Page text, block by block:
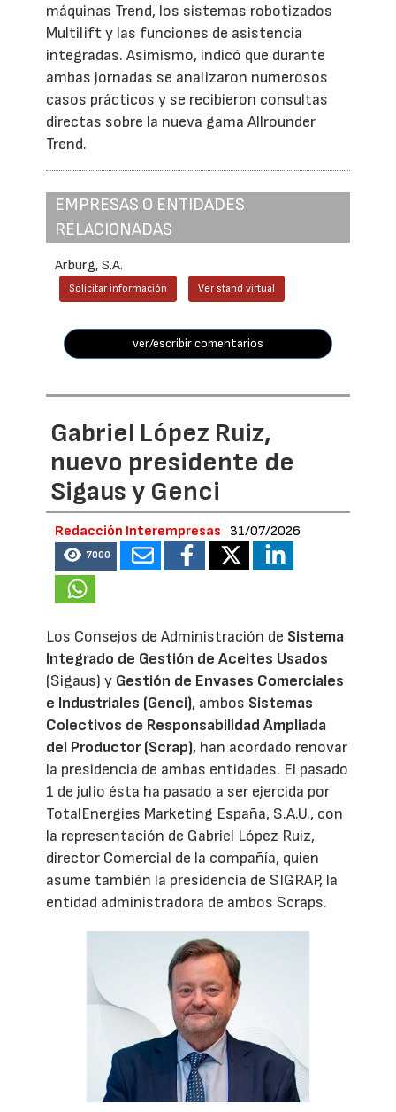
máquinas Trend, los sistemas robotizados
Multilift y las funciones de asistencia
integradas. Asimismo, indicó que durante
ambas jornadas se analizaron numerosos
casos prácticos y se recibieron consultas
directas sobre la nueva gama Allrounder
Trend.
EMPRESAS O ENTIDADES
RELACIONADAS
Arburg, S.A.
Solicitar información Ver stand virtual
ver/escribir comentarios
Gabriel López Ruiz,
nuevo presidente de
Sigaus y Genci
Redacción Interempresas 31/07/2026
7000
Los Consejos de Administración de Sistema
Integrado de Gestión de Aceites Usados
(Sigaus) y Gestión de Envases Comerciales
e Industriales (Genci), ambos Sistemas
Colectivos de Responsabilidad Ampliada
del Productor (Scrap), han acordado renovar
la presidencia de ambas entidades. El pasado
1 de julio ésta ha pasado a ser ejercida por
TotalEnergies Marketing España, S.A.U., con
la representación de Gabriel López Ruiz,
director Comercial de la compañía, quien
asume también la presidencia de SIGRAP, la
entidad administradora de ambos Scraps.